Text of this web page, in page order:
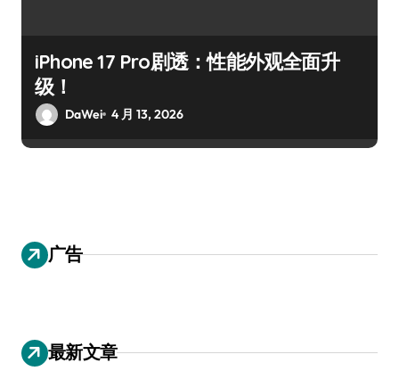
iPhone 17 Pro剧透：性能外观全面升
级！
DaWei 4 月 13, 2026
广告
最新文章